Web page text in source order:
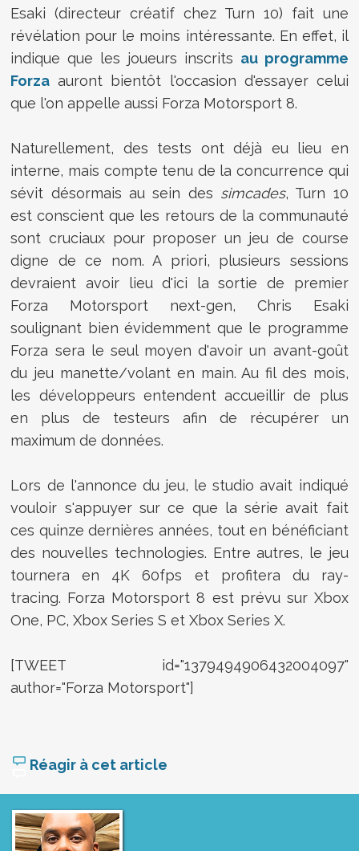
Esaki (directeur créatif chez Turn 10) fait une
révélation pour le moins intéressante. En effet, il
indique que les joueurs inscrits au programme
Forza auront bientôt l'occasion d'essayer celui
que l'on appelle aussi Forza Motorsport 8.
Naturellement, des tests ont déjà eu lieu en
interne, mais compte tenu de la concurrence qui
sévit désormais au sein des simcades, Turn 10
est conscient que les retours de la communauté
sont cruciaux pour proposer un jeu de course
digne de ce nom. A priori, plusieurs sessions
devraient avoir lieu d'ici la sortie de premier
Forza Motorsport next-gen, Chris Esaki
soulignant bien évidemment que le programme
Forza sera le seul moyen d'avoir un avant-goût
du jeu manette/volant en main. Au fil des mois,
les développeurs entendent accueillir de plus
en plus de testeurs afin de récupérer un
maximum de données.
Lors de l'annonce du jeu, le studio avait indiqué
vouloir s'appuyer sur ce que la série avait fait
ces quinze dernières années, tout en bénéficiant
des nouvelles technologies. Entre autres, le jeu
tournera en 4K 60fps et profitera du ray-
tracing. Forza Motorsport 8 est prévu sur Xbox
One, PC, Xbox Series S et Xbox Series X.
[TWEET id="1379494906432004097"
author="Forza Motorsport"]
Réagir à cet article